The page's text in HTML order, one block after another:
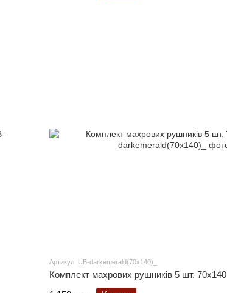
Артикул: UB-darkemerald(70x140)_
Комплект махрових рушників 5 шт. 70x140